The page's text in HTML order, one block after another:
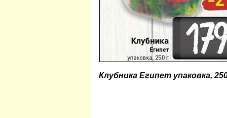
Клубника Египет упаковка,